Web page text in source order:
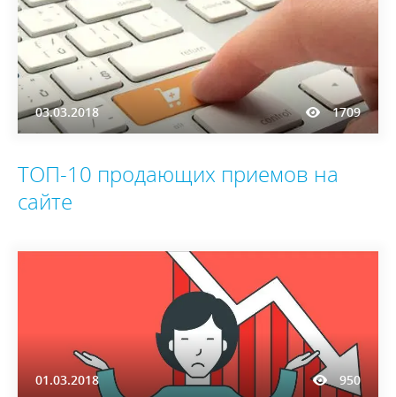
03.03.2018 1709
ТОП-10 продающих приемов на
сайте
01.03.2018 950